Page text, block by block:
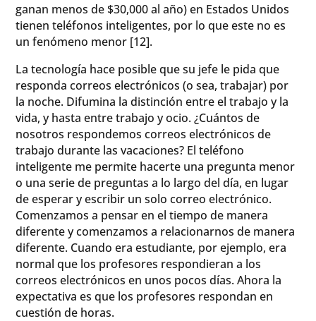
ganan menos de $30,000 al año) en Estados Unidos
tienen teléfonos inteligentes, por lo que este no es
un fenómeno menor [12].
La tecnología hace posible que su jefe le pida que
responda correos electrónicos (o sea, trabajar) por
la noche. Difumina la distinción entre el trabajo y la
vida, y hasta entre trabajo y ocio. ¿Cuántos de
nosotros respondemos correos electrónicos de
trabajo durante las vacaciones? El teléfono
inteligente me permite hacerte una pregunta menor
o una serie de preguntas a lo largo del día, en lugar
de esperar y escribir un solo correo electrónico.
Comenzamos a pensar en el tiempo de manera
diferente y comenzamos a relacionarnos de manera
diferente. Cuando era estudiante, por ejemplo, era
normal que los profesores respondieran a los
correos electrónicos en unos pocos días. Ahora la
expectativa es que los profesores respondan en
cuestión de horas.